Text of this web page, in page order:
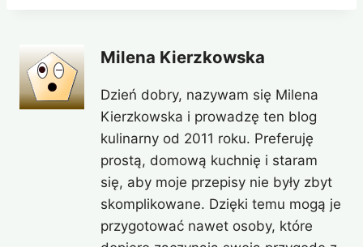
Milena Kierzkowska
Dzień dobry, nazywam się Milena
Kierzkowska i prowadzę ten blog
kulinarny od 2011 roku. Preferuję
prostą, domową kuchnię i staram
się, aby moje przepisy nie były zbyt
skomplikowane. Dzięki temu mogą je
przygotować nawet osoby, które